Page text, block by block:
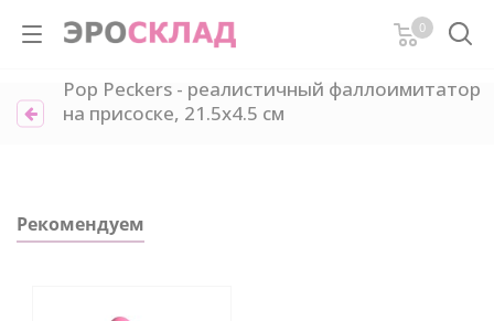
0
Pop Peckers - реалистичный фаллоимитатор
на присоске, 21.5х4.5 см
Рекомендуем